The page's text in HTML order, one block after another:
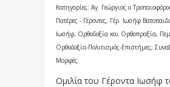
Κατηγορίες: Άγ. Γεώργιος ο
Πατέρες - Γέροντες, Γέρ. Ιωσήφ
Ιωσήφ, Ορθοδοξία και Ορθοπραξία,
Ορθοδοξία-Πολιτισμός-Επιστήμες,
Μορφές
Ομιλία του Γέροντα Ιωσήφ